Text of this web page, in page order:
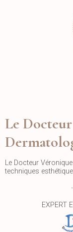
Le
Le Docteur
techniques
EXPERT